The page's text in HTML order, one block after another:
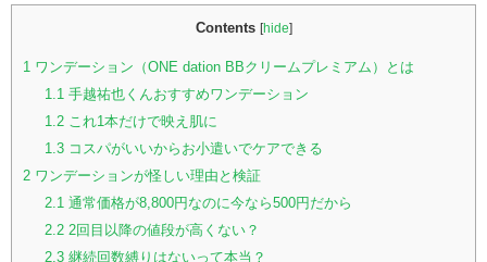
Contents [hide]
1 ワンデーション（ONE dation BBクリームプレミアム）とは
1.1手越祐也くんおすすめワンデーション
1.2これ1本だけで映え肌に
1.3コスパがいいからお小遣いでケアできる
2 ワンデーションが怪しい理由と検証
2.1通常価格が8,800円なのに今なら500円だから
2.22回目以降の値段が高くない？
2.3継続回数縛りはないって本当？